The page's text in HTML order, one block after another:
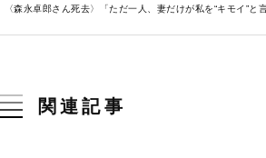
〈森永卓郎さん死去〉「ただ一人、妻だけが私を“キモイ”
関連記事